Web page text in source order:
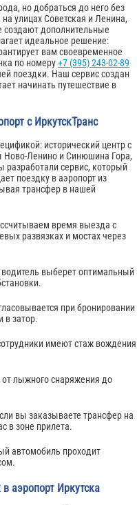
но добраться до него без
улицах Советская и Ленина,
создают дополнительные
идеальное решение:
вам своевременное
по номеру+7 (395) 243-02-89
поездки. Наш сервис создан
начинать путешествие в
с ИркутскТранс
исторический центр с
Ленино и Синюшина Гора,
сервис, который
поездку в аэропорт из
трансфер в нашей
время выезда с
развязках и мостах через
выберет оптимальный
при бронировании
в затор.
имеют стаж вождения
лыжного снаряжения до
вы заказываете трансфер на
в зоне прилета.
автомобиль проходит
аэропорт Иркутска